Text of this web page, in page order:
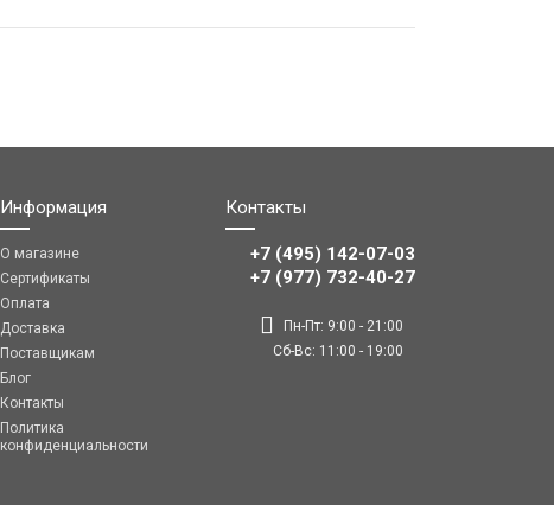
Информация
О магазине
Сертификаты
Оплата
Доставка
Поставщикам
Блог
Контакты
Политика
конфиденциальности
Контакты
+7 (495) 142-07-03
‎‎+7 (977) 732-40-27
Пн-Пт: 9:00 - 21:00
Сб-Вс: 11:00 - 19:00